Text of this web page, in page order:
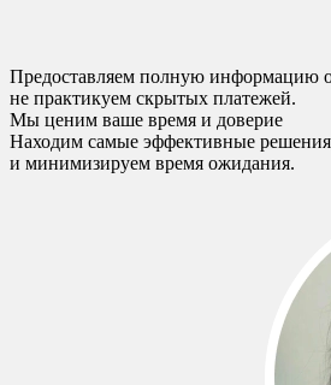
Предоставляем полную информацию о
не практикуем скрытых платежей.
Мы ценим ваше время и доверие
Находим самые эффективные
и минимизируем время ожидания.